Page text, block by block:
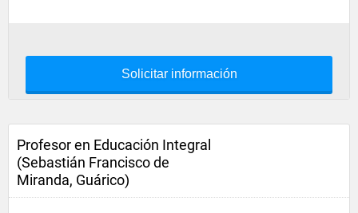
Solicitar información
Profesor en Educación Integral
(Sebastián Francisco de
Miranda, Guárico)